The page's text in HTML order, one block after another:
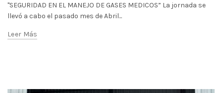
"SEGURIDAD EN EL MANEJO DE GASES MEDICOS” La jornada se
llevó a cabo el pasado mes de Abril...
Leer Más